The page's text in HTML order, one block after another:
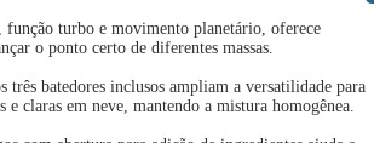
função turbo e movimento planetário, oferece
o ponto certo de diferentes massas.
três batedores inclusos ampliam a versatilidade para
e claras em neve, mantendo a mistura homogênea.